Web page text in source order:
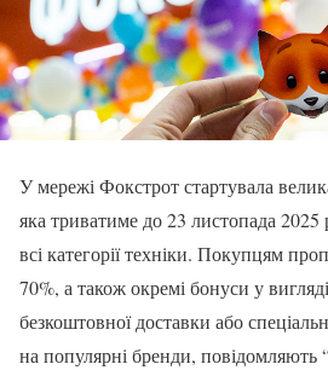
У мережі Фокстрот стартувала
яка триватиме до 23 листопада
всі категорії техніки. Покупцям
70%, а також окремі бонуси у
безкоштовної доставки або
на популярні бренди, повідомляють